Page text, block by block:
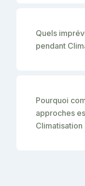
Quels
pendant
Pourquoi
approches
Climatisation